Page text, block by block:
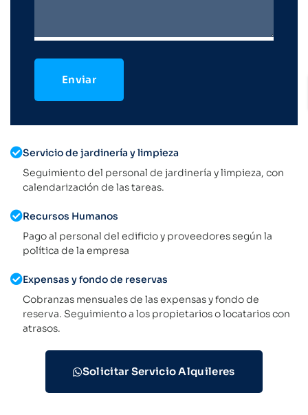
Enviar
Servicio de jardinería y limpieza
Seguimiento del personal de jardinería y limpieza, con
calendarización de las tareas.
Recursos Humanos
Pago al personal del edificio y proveedores según la
política de la empresa
Expensas y fondo de reservas
Cobranzas mensuales de las expensas y fondo de
reserva. Seguimiento a los propietarios o locatarios con
atrasos.
Solicitar Servicio Alquileres